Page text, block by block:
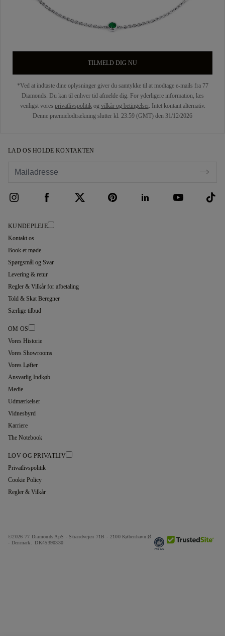
TILMELD DIG NU
*Ved at indtaste dine oplysninger giver du samtykke til at modtage e-mails fra 77
Diamonds. Du kan til enhver tid afmelde dig. For yderligere information, læs
venligst vores privatlivspolitikog vilkår og betingelser. Intet kontant alternativ.
Denne præmielodtrækning slutter kl. 23:59 (GMT) den 31/12/2026
LAD OS HOLDE KONTAKTEN
KUNDEPLEJE
Kontakt os
Book et møde
Spørgsmål og Svar
Levering & retur
Regler & Vilkår for afbetaling
Told & Skat Beregner
Særlige tilbud
OM OS
Vores Historie
Vores Showrooms
Vores Løfter
Ansvarlig Indkøb
Medie
Udmærkelser
Vidnesbyrd
Karriere
The Notebook
LOV OG PRIVATLIV
Privatlivspolitik
Cookie Policy
Regler & Vilkår
©2026 77 Diamonds ApS - Strandvejen 71B - 2100 København Ø
- Denmark.
DK45390330